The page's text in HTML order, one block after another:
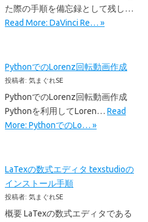
た際の手順を備忘録として残し…
Read More: DaVinci Re… »
PythonでのLorenz回転動画作成
投稿者: 気まぐれSE
PythonでのLorenz回転動画作成
Pythonを利用してLoren… Read
More: PythonでのLo… »
LaTexの数式エディタ texstudioの
インストール手順
投稿者: 気まぐれSE
概要 LaTexの数式エディタである